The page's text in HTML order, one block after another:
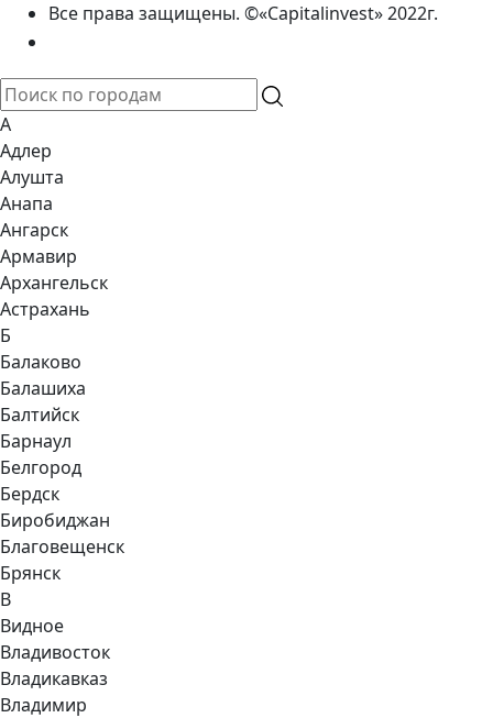
Все права защищены. ©«Capitalinvest» 2022г.
А
Адлер
Алушта
Анапа
Ангарск
Армавир
Архангельск
Астрахань
Б
Балаково
Балашиха
Балтийск
Барнаул
Белгород
Бердск
Биробиджан
Благовещенск
Брянск
В
Видное
Владивосток
Владикавказ
Владимир